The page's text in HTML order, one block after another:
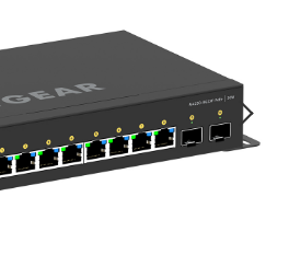
お問い合わせ